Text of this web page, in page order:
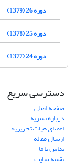
دوره 26 (1379)
دوره 25 (1378)
دوره 24 (1377)
دسترسی سریع
صفحه اصلی
درباره نشریه
اعضای هیات تحریریه
ارسال مقاله
تماس با ما
نقشه سایت